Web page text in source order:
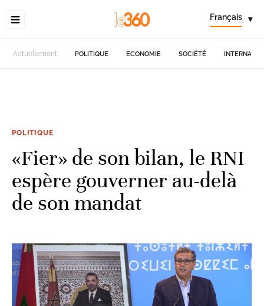
Français ▾
Actuellement POLITIQUE ECONOMIE SOCIÉTÉ
POLITIQUE
«Fier» de son bilan, le RNI
espère gouverner au-delà
de son mandat